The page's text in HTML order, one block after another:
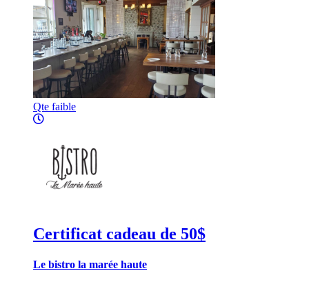
Qte faible
Certificat cadeau de 50$
Le bistro la marée haute